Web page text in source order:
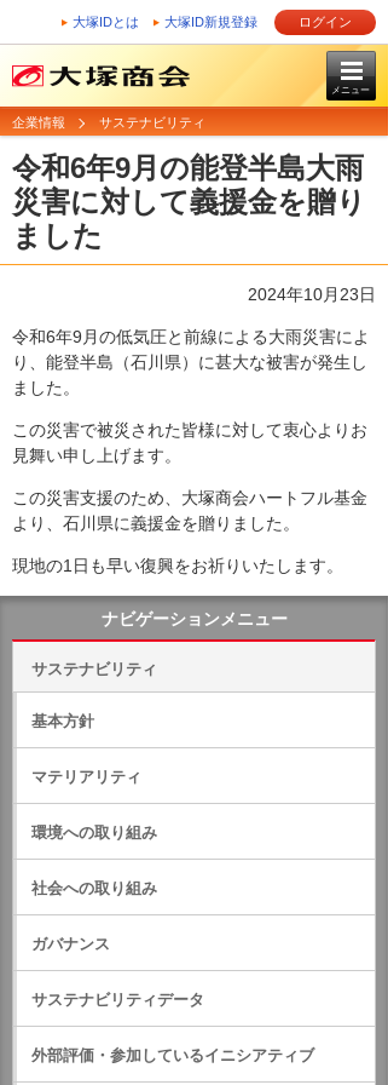
大塚IDとは 大塚ID新規登録 ログイン
メニュー
企業情報 サステナビリティ
令和6年9月の能登半島大雨
災害に対して義援金を贈り
ました
2024年10月23日
令和6年9月の低気圧と前線による大雨災害によ
り、能登半島（石川県）に甚大な被害が発生し
ました。
この災害で被災された皆様に対して衷心よりお
見舞い申し上げます。
この災害支援のため、大塚商会ハートフル基金
より、石川県に義援金を贈りました。
現地の1日も早い復興をお祈りいたします。
ナビゲーションメニュー
サステナビリティ
基本方針
マテリアリティ
環境への取り組み
社会への取り組み
ガバナンス
サステナビリティデータ
外部評価・参加しているイニシアティブ